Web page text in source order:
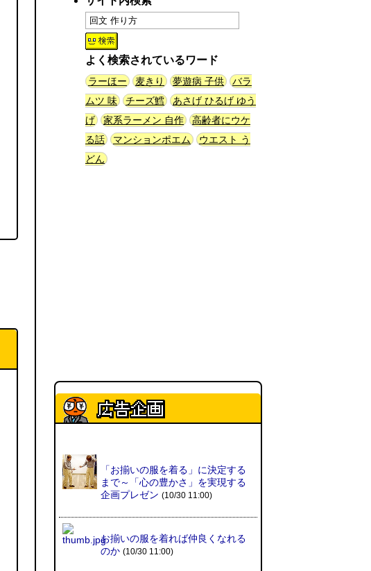
1本(べつやく れい) (08.04 16:00)
「モグラ駅」で有名な土合駅……
実は真の秘境駅はお隣の湯檜曽駅
だった(ぼっちのazumiさん)
(08.04 11:00)
【大調査】現代人は普通に生活し
ていると一日に何曲聞くことにな
取り残された木
16:00)
で表現したい(んちゅたぐい)
(08.03 11:00)
は本当か(べつやく れい) (08.03
11:00)
よく検索されているワード
ラーほー 麦きり 夢遊病 子供
バラ
ムツ 味
チーズ鱈
あさげ ひるげ ゆう
げ
家系ラーメン 自作
高齢者にウケ
る話
マンションポエム
ウエスト う
どん
「お揃いの服を着る」に決定する
まで～「心の豊かさ」を実現する
企画プレゼン (10/30 11:00)
お揃いの服を着れば仲良くなれる
のか (10/30 11:00)